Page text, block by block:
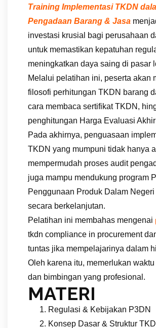
Training Implementasi TKDN
Pengadaan Barang & Jasa
investasi krusial bagi perusahaan
untuk memastikan kepatuhan
meningkatkan daya saing di pasar
Melalui pelatihan ini, peserta akan
filosofi perhitungan TKDN barang
cara membaca sertifikat TKDN,
penghitungan Harga Evaluasi
Pada akhirnya, penguasaan
TKDN yang mumpuni tidak hanya
mempermudah proses audit
juga mampu mendukung program
Penggunaan Produk Dalam
secara berkelanjutan.
Pelatihan ini membahas mengenai
tkdn compliance in procurement
tuntas jika mempelajarinya dalam
Oleh karena itu, memerlukan
dan bimbingan yang profesional.
MATERI
Regulasi & Kebijakan P3DN
Konsep Dasar & Struktur